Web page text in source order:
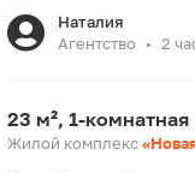
Наталия
Агентство
• 2
23 м², 1-комнатная
Жилой комплекс